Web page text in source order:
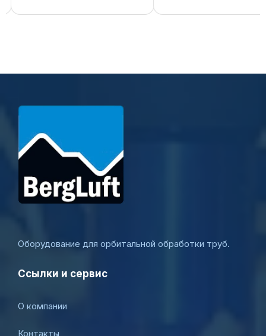
Оборудование для орбитальной обработки труб.
Ссылки и сервис
О компании
Контакты